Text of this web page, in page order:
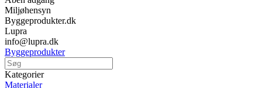
Miljøhensyn
Byggeprodukter.dk
Lupra
info@lupra.dk
Byggeprodukter
Kategorier
Materialer